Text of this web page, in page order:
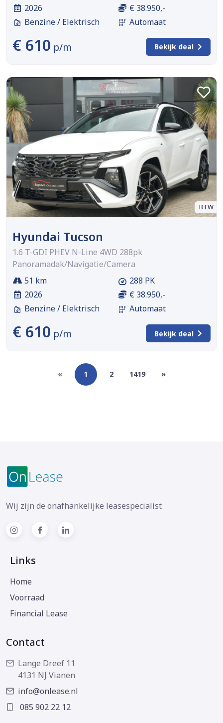
2026
Benzine / Elektrisch
€ 38.950,-
Automaat
€ 610 p/m Bekijk deal
BTW
Hyundai Tucson
1.6 T-GDI PHEV N-Line 4WD 288pk
Panoramadak/Navigatie/Camera
51 km
2026
Benzine / Elektrisch
288 PK
€ 38.950,-
Automaat
€ 610 p/m Bekijk deal
« 1 2 1419 »
Wij zijn de onafhankelijke leasespecialist
Links
Home
Voorraad
Financial Lease
Contact
Lange Dreef 11
4131 NJ Vianen
info@onlease.nl
085 902 22 12